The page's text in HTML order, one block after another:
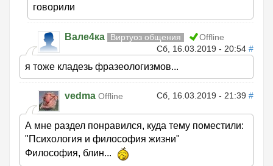
говорили
Вале4ка Виртуоз общения
Offline
Сб, 16.03.2019 - 20:54 #
я тоже кладезь фразеологизмов...
vedma Offline Сб, 16.03.2019 - 21:39 #
А мне раздел понравился, куда тему поместили:
"Психология и философия жизни"
Философия, блин...